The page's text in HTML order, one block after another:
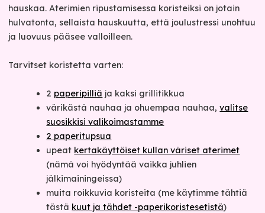
hauskaa. Aterimien ripustamisessa koristeiksi on jotain
hulvatonta, sellaista hauskuutta, että joulustressi unohtuu
ja luovuus pääsee valloilleen.
Tarvitset koristetta varten:
2 paperipilliä ja kaksi grillitikkua
värikästä nauhaa ja ohuempaa nauhaa,valitse
suosikkisi valikoimastamme
2 paperitupsua
upeat kertakäyttöiset kullan väriset aterimet
(nämä voi hyödyntää vaikka juhlien
jälkimainingeissa)
muita roikkuvia koristeita (me käytimme tähtiä
tästä kuut ja tähdet -paperikoristesetistä)